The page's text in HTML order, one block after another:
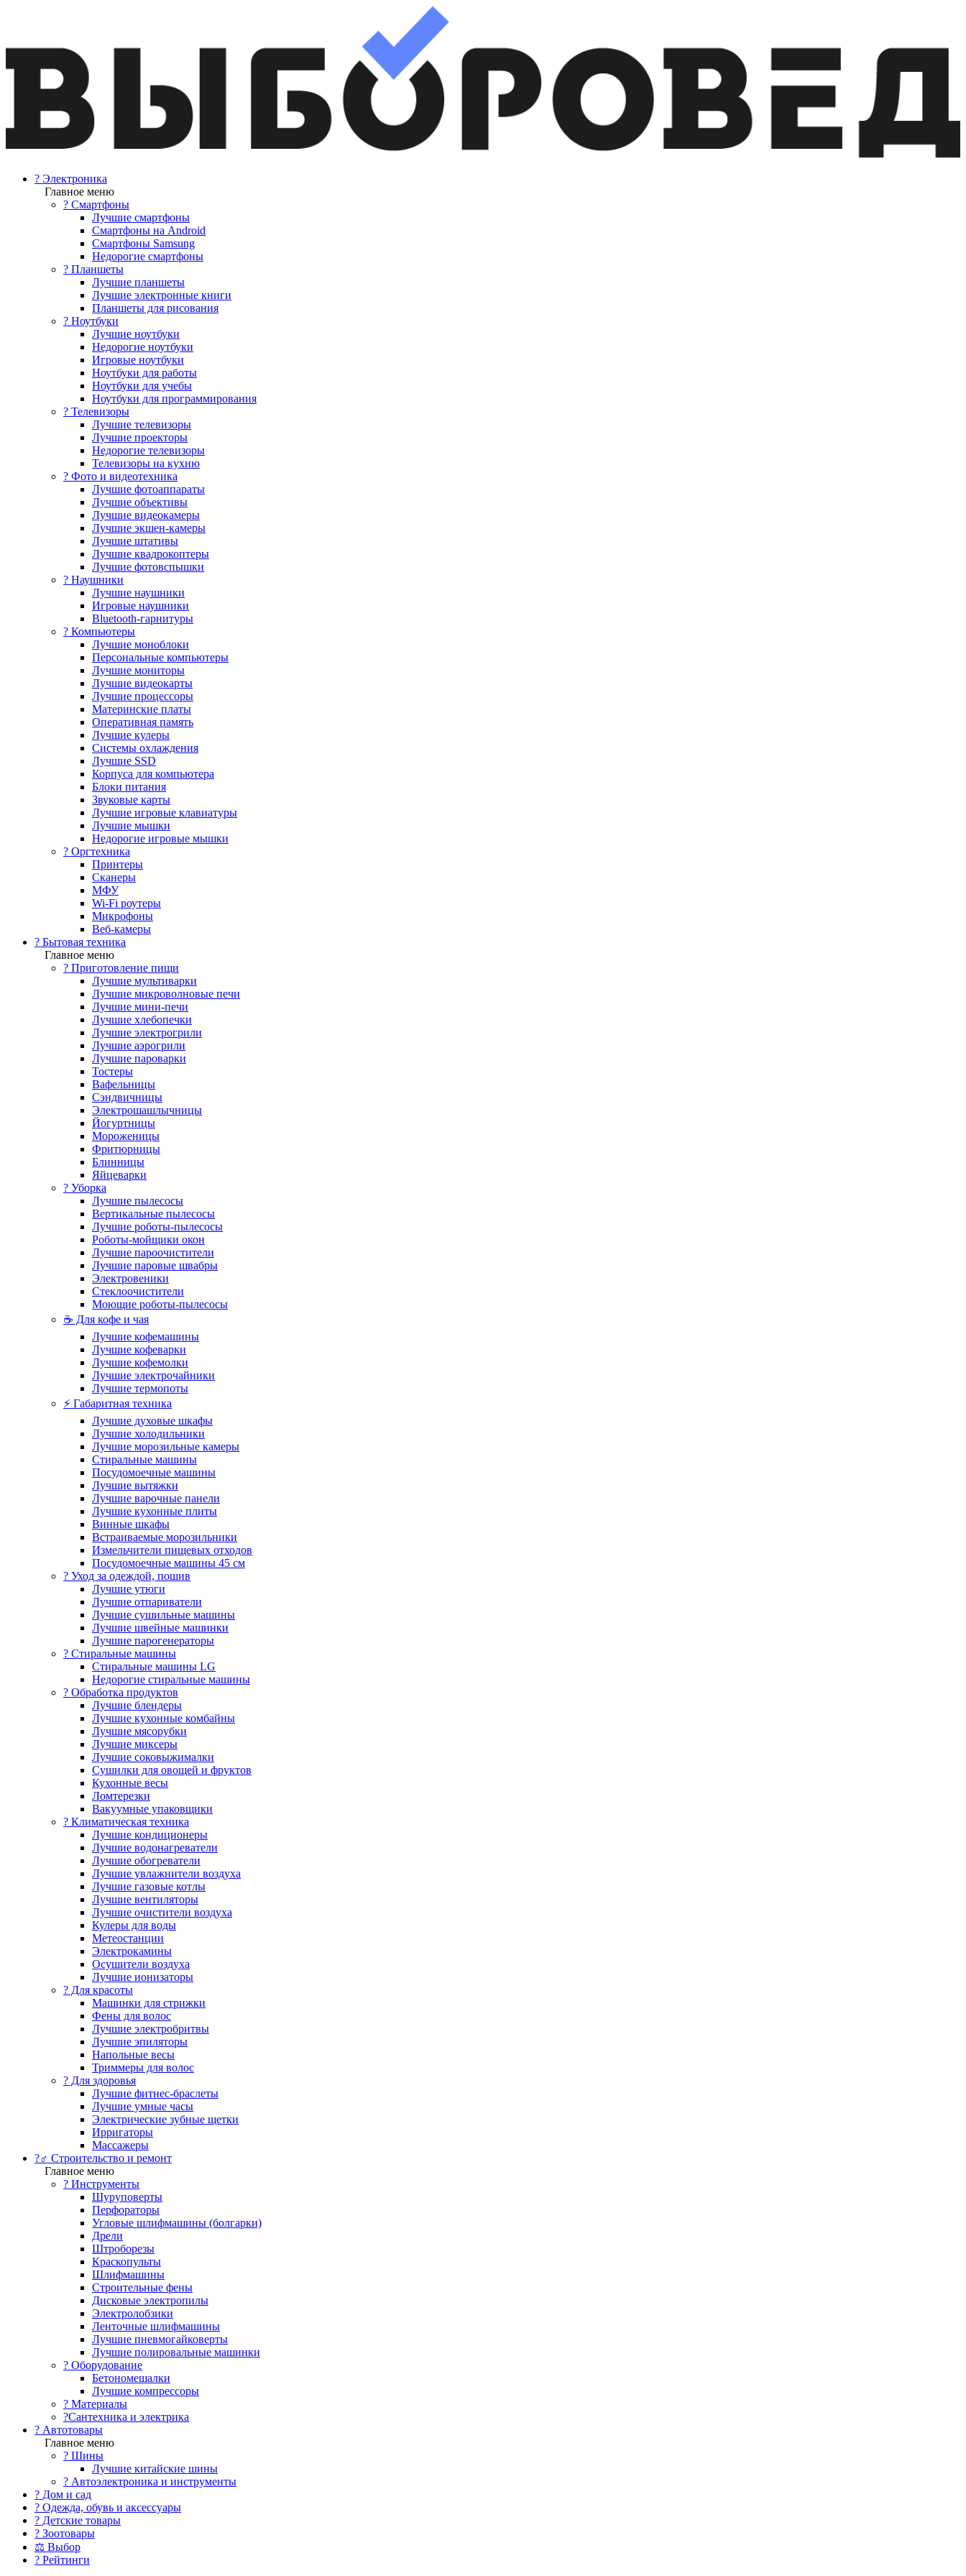
? Электроника
Главное меню
? Смартфоны
Лучшие смартфоны
Смартфоны на Android
Смартфоны Samsung
Недорогие смартфоны
? Планшеты
Лучшие планшеты
Лучшие электронные книги
Планшеты для рисования
? Ноутбуки
Лучшие ноутбуки
Недорогие ноутбуки
Игровые ноутбуки
Ноутбуки для работы
Ноутбуки для учебы
Ноутбуки для программирования
? Телевизоры
Лучшие телевизоры
Лучшие проекторы
Недорогие телевизоры
Телевизоры на кухню
? Фото и видеотехника
Лучшие фотоаппараты
Лучшие объективы
Лучшие видеокамеры
Лучшие экшен-камеры
Лучшие штативы
Лучшие квадрокоптеры
Лучшие фотовспышки
? Наушники
Лучшие наушники
Игровые наушники
Bluetooth-гарнитуры
?️ Компьютеры
Лучшие моноблоки
Персональные компьютеры
Лучшие мониторы
Лучшие видеокарты
Лучшие процессоры
Материнские платы
Оперативная память
Лучшие кулеры
Системы охлаждения
Лучшие SSD
Корпуса для компьютера
Блоки питания
Звуковые карты
Лучшие игровые клавиатуры
Лучшие мышки
Недорогие игровые мышки
?️ Оргтехника
Принтеры
Сканеры
МФУ
Wi-Fi роутеры
Микрофоны
Веб-камеры
? Бытовая техника
Главное меню
? Приготовление пищи
Лучшие мультиварки
Лучшие микроволновые печи
Лучшие мини-печи
Лучшие хлебопечки
Лучшие электрогрили
Лучшие аэрогрили
Лучшие пароварки
Тостеры
Вафельницы
Сэндвичницы
Электрошашлычницы
Йогуртницы
Мороженицы
Фритюрницы
Блинницы
Яйцеварки
? Уборка
Лучшие пылесосы
Вертикальные пылесосы
Лучшие роботы-пылесосы
Роботы-мойщики окон
Лучшие пароочистители
Лучшие паровые швабры
Электровеники
Стеклоочистители
Моющие роботы-пылесосы
☕ Для кофе и чая
Лучшие кофемашины
Лучшие кофеварки
Лучшие кофемолки
Лучшие электрочайники
Лучшие термопоты
⚡ Габаритная техника
Лучшие духовые шкафы
Лучшие холодильники
Лучшие морозильные камеры
Стиральные машины
Посудомоечные машины
Лучшие вытяжки
Лучшие варочные панели
Лучшие кухонные плиты
Винные шкафы
Встраиваемые морозильники
Измельчители пищевых отходов
Посудомоечные машины 45 см
? Уход за одеждой, пошив
Лучшие утюги
Лучшие отпариватели
Лучшие сушильные машины
Лучшие швейные машинки
Лучшие парогенераторы
? Стиральные машины
Стиральные машины LG
Недорогие стиральные машины
? Обработка продуктов
Лучшие блендеры
Лучшие кухонные комбайны
Лучшие мясорубки
Лучшие миксеры
Лучшие соковыжималки
Сушилки для овощей и фруктов
Кухонные весы
Ломтерезки
Вакуумные упаковщики
?️ Климатическая техника
Лучшие кондиционеры
Лучшие водонагреватели
Лучшие обогреватели
Лучшие увлажнители воздуха
Лучшие газовые котлы
Лучшие вентиляторы
Лучшие очистители воздуха
Кулеры для воды
Метеостанции
Электрокамины
Осушители воздуха
Лучшие ионизаторы
? Для красоты
Машинки для стрижки
Фены для волос
Лучшие электробритвы
Лучшие эпиляторы
Напольные весы
Триммеры для волос
? Для здоровья
Лучшие фитнес-браслеты
Лучшие умные часы
Электрические зубные щетки
Ирригаторы
Массажеры
?‍♂️ Строительство и ремонт
Главное меню
?️ Инструменты
Шуруповерты
Перфораторы
Угловые шлифмашины (болгарки)
Дрели
Штроборезы
Краскопульты
Шлифмашины
Строительные фены
Дисковые электропилы
Электролобзики
Ленточные шлифмашины
Лучшие пневмогайковерты
Лучшие полировальные машинки
?️ Оборудование
Бетономешалки
Лучшие компрессоры
? Материалы
?Сантехника и электрика
? Автотовары
Главное меню
? Шины
Лучшие китайские шины
? Автоэлектроника и инструменты
? Дом и сад
? Одежда, обувь и аксессуары
? Детские товары
? Зоотовары
⚖ Выбор
? Рейтинги